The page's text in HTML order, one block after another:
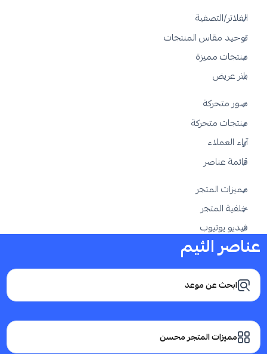
الفلاتر/التصفية
توحيد مقاس المنتجات
منتجات مميزة
بانر عريض
صور متحركة
منتجات متحركة
آراء العملاء
قائمة عناصر
مميزات المتجر
خلفية المتجر
فيديو يوتيوب
عناصر الثيم
ابحث عن موعد
مميزات المتجر محسن